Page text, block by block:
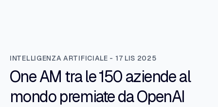
INTELLIGENZA ARTIFICIALE - 17 LIS 2025
One AM tra le 150 aziende al
mondo premiate da OpenAI